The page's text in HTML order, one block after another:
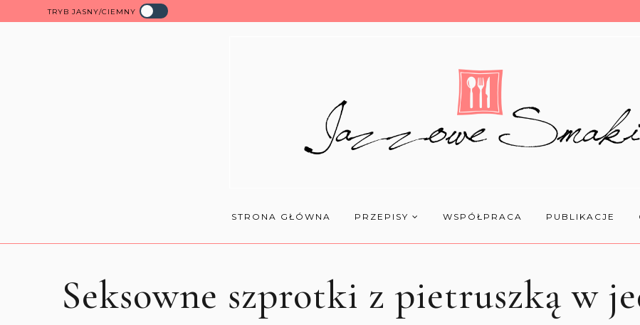
TRYB JASNY/CIEMNY
STRONA GŁÓWNA PRZEPISY WSPÓŁPRACA PUBLIKACJE
Seksowne szprotki z pietruszką w